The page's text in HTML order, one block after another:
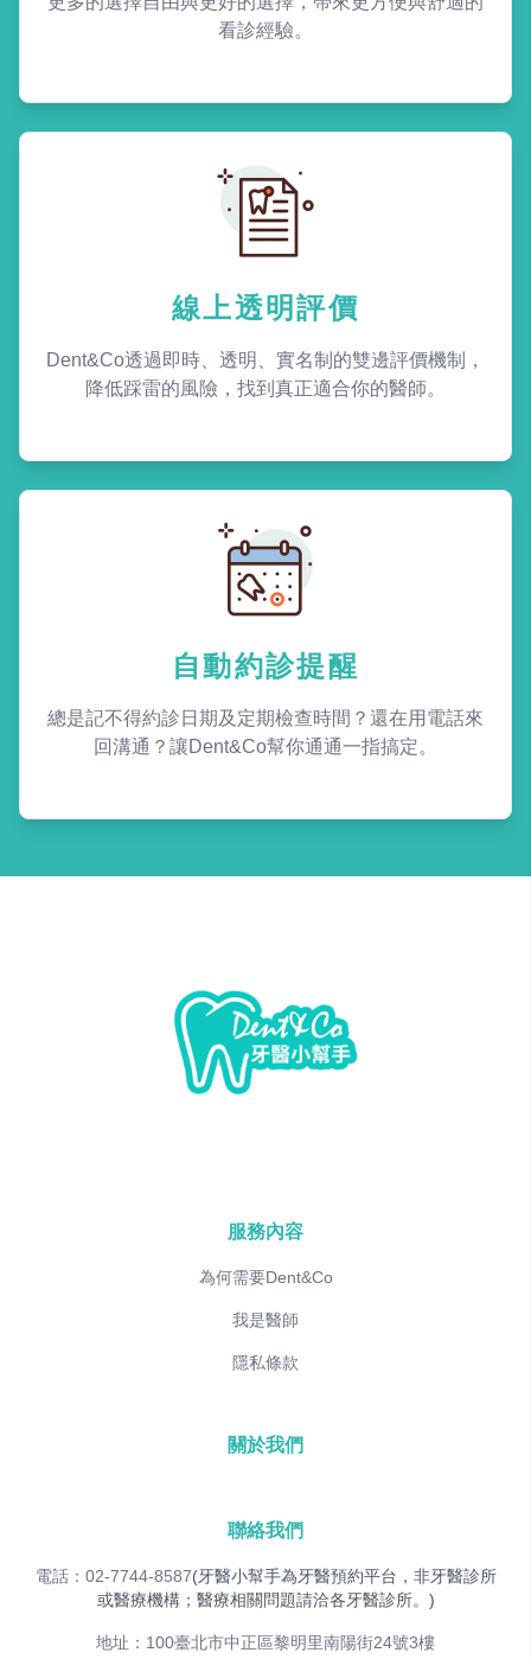
看診經驗。
線上透明評價
Dent&Co透過即時、透明、實名制的雙邊評價機制，
降低踩雷的風險，找到真正適合你的醫師。
自動約診提醒
總是記不得約診日期及定期檢查時間？還在用電話來
回溝通？讓Dent&Co幫你通通一指搞定。
服務內容
為何需要Dent&Co
我是醫師
隱私條款
關於我們
聯絡我們
電話：02-7744-8587(牙醫小幫手為牙醫預約平台，非牙醫診所
或醫療機構；醫療相關問題請洽各牙醫診所。)
地址：100臺北市中正區黎明里南陽街24號3樓